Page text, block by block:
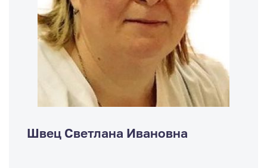
Швец Светлана Ивановна